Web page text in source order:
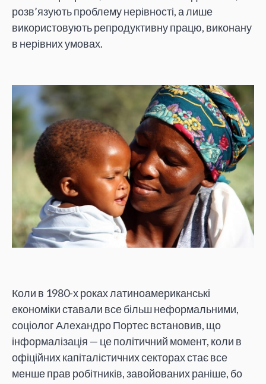
розв’язують проблему нерівності, а лише
використовують репродуктивну працю, виконану
в нерівних умовах.
Коли в 1980-х роках латиноамериканські
економіки ставали все більш неформальними,
соціолог Алехандро Портес встановив, що
інформалізація — це політичний момент, коли в
офіційних капіталістичних секторах стає все
менше прав робітників, завойованих раніше, бо